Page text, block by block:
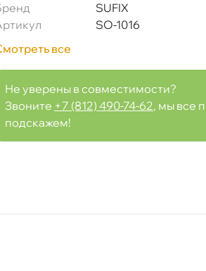
SUFIX
SO-1016
все
Не уверены в совместимости?
Звоните +7 (812) 490-74-62, мы все
подскажем!